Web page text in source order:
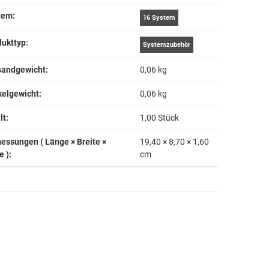
16 System
Systemzubehör
0,06 kg
0,06 kg
1,00 Stück
( Länge × Breite ×
)‍:
19,40 × 8,70 × 1,60
cm